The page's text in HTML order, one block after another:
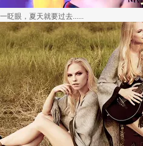
因为经常迁就他人，所以不断委屈自己，